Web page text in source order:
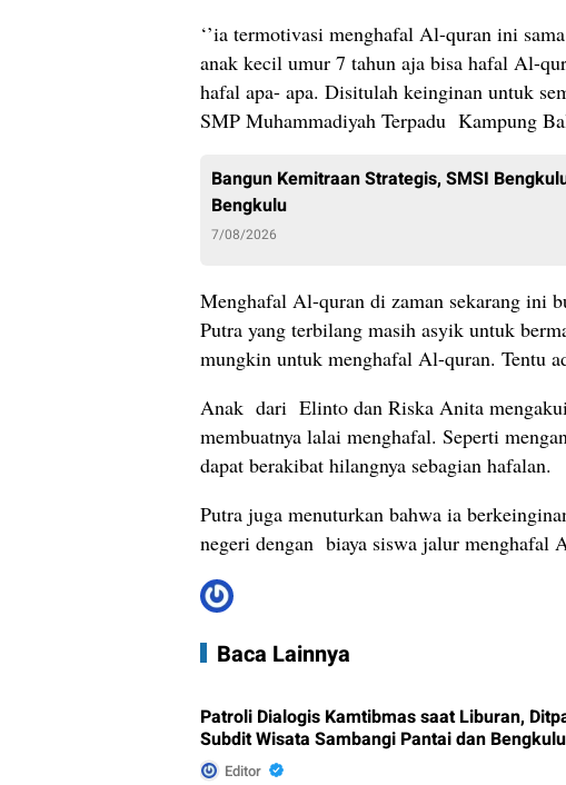
‘’ia termotivasi menghafal Al-quran ini
anak kecil umur 7 tahun aja bisa hafal Al-
hafal apa- apa. Disitulah keinginan untuk
SMP Muhammadiyah Terpadu Kampung
Bangun Kemitraan Strategis, SMSI
Bengkulu
7/08/2026
Menghafal Al-quran di zaman sekarang ini
Putra yang terbilang masih asyik untuk
mungkin untuk menghafal Al-quran. Tentu
Anak dari Elinto dan Riska Anita
membuatnya lalai menghafal. Seperti
dapat berakibat hilangnya sebagian hafalan.
Putra juga menuturkan bahwa ia
negeri dengan biaya siswa jalur menghafal
Baca Lainnya
Patroli Dialogis Kamtibmas saat Liburan,
Subdit Wisata Sambangi Pantai dan
Editor